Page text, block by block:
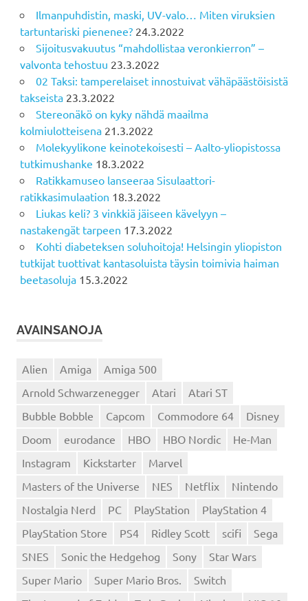
Ilmanpuhdistin, maski, UV-valo… Miten viruksien
tartuntariski pienenee? 24.3.2022
Sijoitusvakuutus “mahdollistaa veronkierron” –
valvonta tehostuu 23.3.2022
02 Taksi: tamperelaiset innostuivat vähäpäästöisistä
takseista 23.3.2022
Stereonäkö on kyky nähdä maailma
kolmiulotteisena 21.3.2022
Molekyylikone keinotekoisesti – Aalto-yliopistossa
tutkimushanke 18.3.2022
Ratikkamuseo lanseeraa Sisulaattori-
ratikkasimulaation 18.3.2022
Liukas keli? 3 vinkkiä jäiseen kävelyyn –
nastakengät tarpeen 17.3.2022
Kohti diabeteksen soluhoitoja! Helsingin yliopiston
tutkijat tuottivat kantasoluista täysin toimivia haiman
beetasoluja 15.3.2022
AVAINSANOJA
Alien Amiga
Amiga 500
Arnold Schwarzenegger
Atari
Atari ST
Bubble Bobble
Capcom Commodore 64
Disney
Doom
eurodance HBO HBO Nordic
He-Man
Instagram
Kickstarter
Marvel
Masters of the Universe
NES Netflix
Nintendo
Nostalgia Nerd
PC PlayStation
PlayStation 4
PlayStation Store
PS4 Ridley Scott scifi
Sega
SNES
Sonic the Hedgehog Sony
Star Wars
Super Mario
Super Mario Bros.
Switch